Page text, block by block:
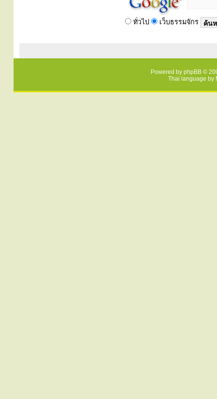
ทั่วไป เว็บธรรมจักร
Powered by phpBB ©
Thai language by